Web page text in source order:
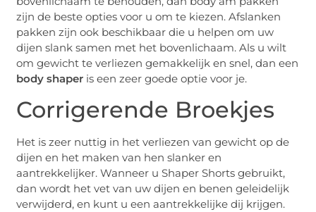
zijn de beste opties voor u om te kiezen. Afslanken
pakken zijn ook beschikbaar die u helpen om uw
dijen slank samen met het bovenlichaam. Als u wilt
om gewicht te verliezen gemakkelijk en snel, dan een
body shaper is een zeer goede optie voor je.
Corrigerende Broekjes
Het is zeer nuttig in het verliezen van gewicht op de
dijen en het maken van hen slanker en
aantrekkelijker. Wanneer u Shaper Shorts gebruikt,
dan wordt het vet van uw dijen en benen geleidelijk
verwijderd, en kunt u een aantrekkelijke dij krijgen.